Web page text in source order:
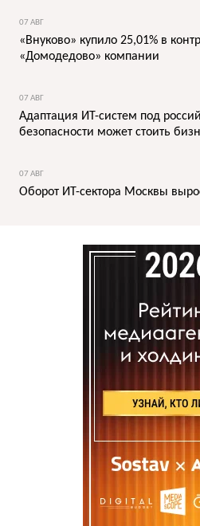
07 АВГ
«Внуково» купило 25,01% в
«Домодедово» компании
07 АВГ
Адаптация ИТ-систем под
безопасности может стоить
07 АВГ
Оборот ИТ-сектора Москвы